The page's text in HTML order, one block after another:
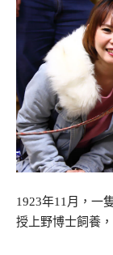
1923年11月，一
授上野博士飼養